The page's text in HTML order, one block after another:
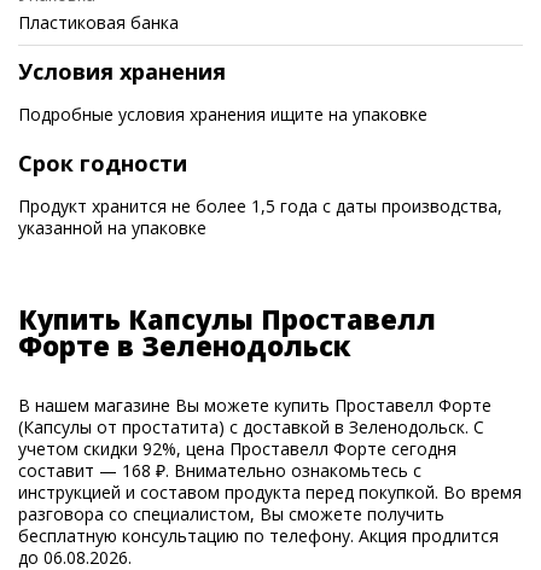
Пластиковая банка
Условия хранения
Подробные условия хранения ищите на упаковке
Срок годности
Продукт хранится не более 1,5 года с даты производства,
указанной на упаковке
Купить Капсулы Проставелл
Форте в Зеленодольск
В нашем магазине Вы можете купить Проставелл Форте
(Капсулы от простатита) с доставкой в Зеленодольск. С
учетом скидки 92%, цена Проставелл Форте сегодня
составит — 168 ₽. Внимательно ознакомьтесь с
инструкцией и составом продукта перед покупкой. Во время
разговора со специалистом, Вы сможете получить
бесплатную консультацию по телефону. Акция продлится
до 06.08.2026.